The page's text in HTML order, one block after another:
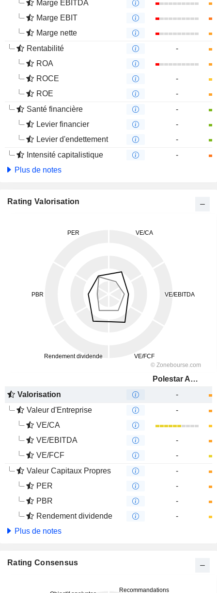
Marge EBITDA
Marge EBIT
Marge nette
Rentabilité
-
ROA
ROCE
-
ROE
-
Santé financière
-
Levier financier
-
Levier d'endettement
-
Intensité capitalistique
-
Plus de notes
Rating Valorisation
Polestar Automotive Holding UK PLC
Valorisation
-
Valeur d'Entreprise
-
VE/CA
VE/EBITDA
-
VE/FCF
-
Valeur Capitaux Propres
-
PER
-
PBR
-
Rendement dividende
-
Plus de notes
Rating Consensus